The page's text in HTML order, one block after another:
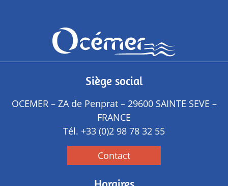
Siège social
OCEMER – ZA de Penprat – 29600 SAINTE SEVE –
FRANCE
Tél. +33 (0)2 98 78 32 55
Contact